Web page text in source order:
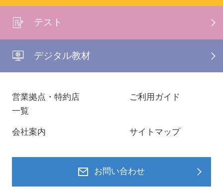
テスト
デジタル教材
営業拠点・特約店
一覧
ご利用ガイド
会社案内 サイトマップ
お問い合わせ